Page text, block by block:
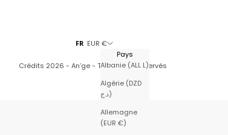
FR EUR €
Pays
Albanie (ALL L)
Algérie (DZD
د.ج)
Allemagne
(EUR €)
Crédits 2026 - An’ge - Tous droits réservés